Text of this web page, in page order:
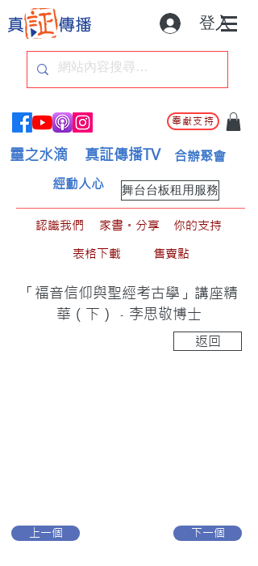
登入
奉獻支持
靈之水滴 真証傳播TV 合辦聚會
舞台台板租用服務
經動人心
認識我們 家書。分享
你的支持
表格下載
售賣點
「福音信仰與聖經考古學」講座精
華（下）﹣李思敬博士
返回
上一個 下一個